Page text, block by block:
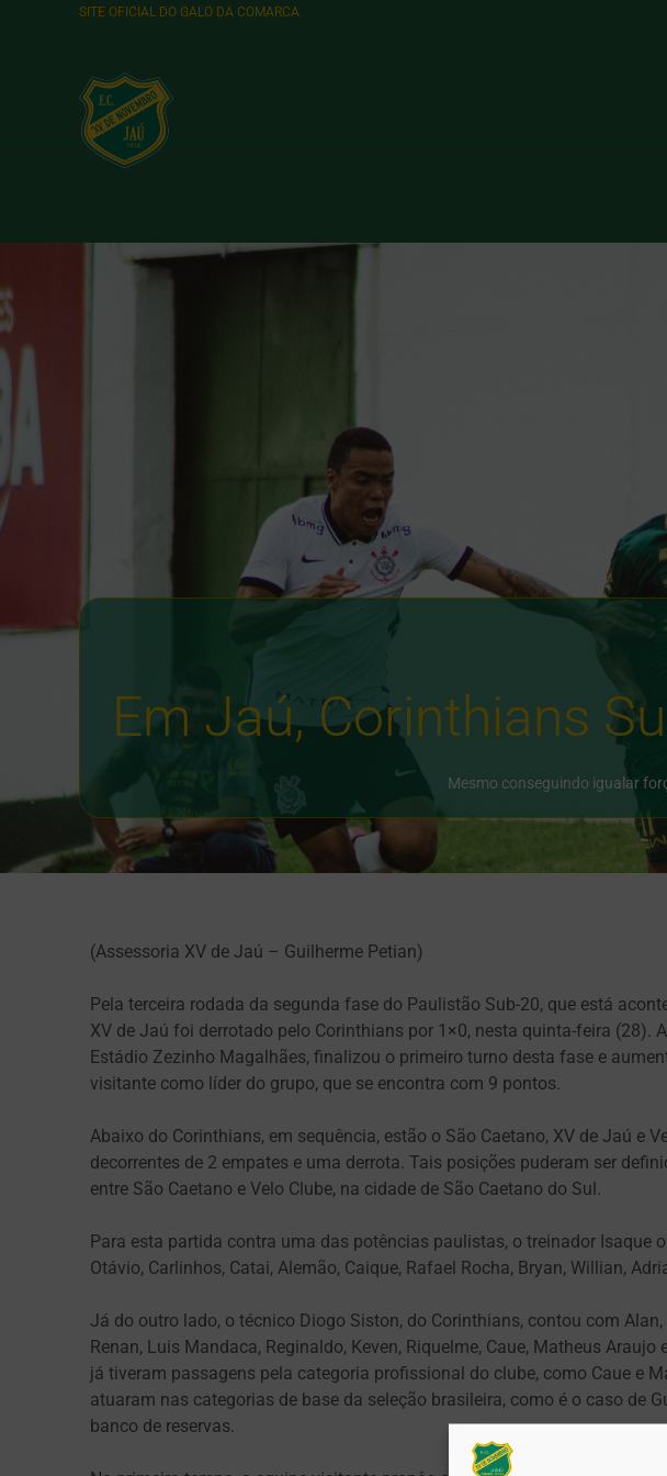
SITE OFICIAL DO GALO DA COMARCA
Em Jaú, Corinthians
Mesmo conseguindo igualar
(Assessoria XV de Jaú – Guilherme Petian)
Pela terceira rodada da segunda fase do Paulistão Sub-20, que está
XV de Jaú foi derrotado pelo Corinthians por 1×0, nesta quinta-feira (28).
Estádio Zezinho Magalhães, finalizou o primeiro turno desta fase e
visitante como líder do grupo, que se encontra com 9 pontos.
Abaixo do Corinthians, em sequência, estão o São Caetano, XV de Jaú e
decorrentes de 2 empates e uma derrota. Tais posições puderam ser
entre São Caetano e Velo Clube, na cidade de São Caetano do Sul.
Para esta partida contra uma das potências paulistas, o treinador Isaque
Otávio, Carlinhos, Catai, Alemão, Caique, Rafael Rocha, Bryan, Willian,
Já do outro lado, o técnico Diogo Siston, do Corinthians, contou com
Renan, Luis Mandaca, Reginaldo, Keven, Riquelme, Caue, Matheus Araujo
já tiveram passagens pela categoria profissional do clube, como Caue e
atuaram nas categorias de base da seleção brasileira, como é o caso de
banco de reservas.